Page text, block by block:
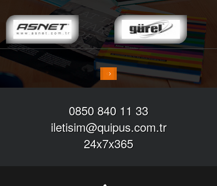
0850 840 11 33
iletisim@quipus.com.tr
24x7x365